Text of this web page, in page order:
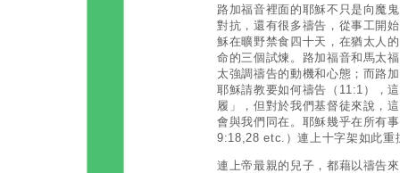
路加福音裡面的耶穌不只是向魔
對抗，還有很多禱告，從事工開
穌在曠野禁食四十天，在猶太人
命的三個試煉。路加福音和馬太
太強調禱告的動機和心態；而路
耶穌請教要如何禱告（11:1），
履」，但對於我們基督徒來說，
會與我們同在。耶穌幾乎在所有
9:18,28 etc.）連上十字架如此重
連上帝最親的兒子，都藉以禱告